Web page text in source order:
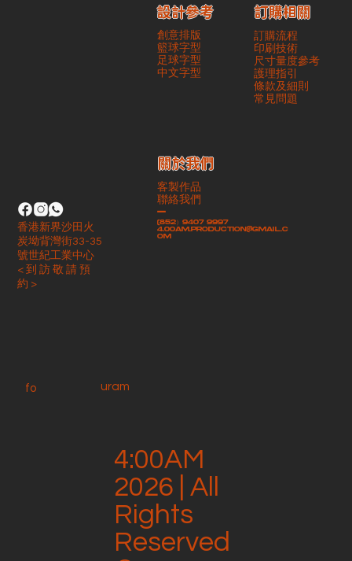
4:00AM
2026 | All
Rights
Reserved
創意排版
籃球字型
足球字型
​中文字型
設計參考
訂購流程
印刷技術
尺寸量度參考
護理指引
條款及細則
​常見問題
訂購相關
客製作品
聯絡我們
-
(852）9407 9997
4.00am.production@gmail.c
om
​關於我們
香港新界沙田火
炭坳背灣街33-35
號世紀工業中心
< 到 訪 敬 請 預
約 >
fo uram